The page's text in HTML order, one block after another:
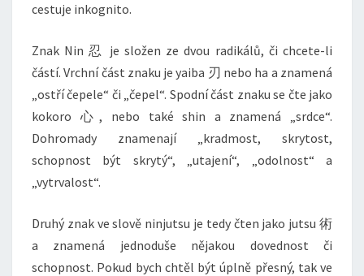
cestuje inkognito.
Znak Nin 忍 je složen ze dvou radikálů, či chcete-li
částí. Vrchní část znaku je yaiba 刃 nebo ha a znamená
„ostří čepele“ či „čepel“. Spodní část znaku se čte jako
kokoro 心, nebo také shin a znamená „srdce“.
Dohromady znamenají „kradmost, skrytost,
schopnost být skrytý“, „utajení“, „odolnost“ a
„vytrvalost“.
Druhý znak ve slově ninjutsu je tedy čten jako jutsu 術
a znamená jednoduše nějakou dovednost či
schopnost. Pokud bych chtěl být úplně přesný, tak ve